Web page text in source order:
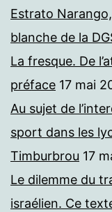
Estrato
blanche de la
La fresque. De
préface 17 mai
Au sujet de
sport dans les
Timburbrou 17
Le dilemme du
israélien. Ce